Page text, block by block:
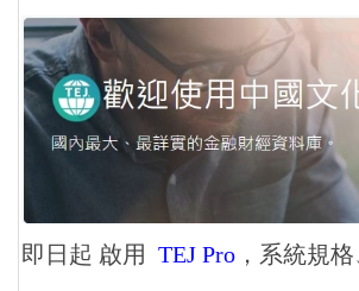
即日起 啟用 TEJ Pro ，系統規